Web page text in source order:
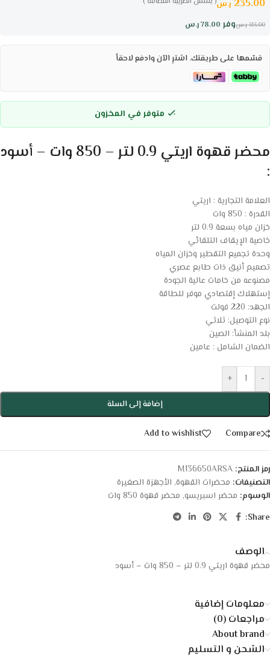
235.00 ر.س
وفر 78.00ر.س 313.00 ر.س
قسّمها على طريقتك. اشترِ الآن وادفع لاحقاً
متوفر في المخزون
محضر قهوة اريتي 0.9 لتر – 850 وات – أسود
:
العلامة التجارية : اريتي
القدرة : 850 وات
خزان مياه بسعة 0.9 لتر
خاصية الإيقاف التلقائي
وحدة تجميع التقطير وخزان المياه
تصميم أنيق ذات طابع عصري
مصنوعه من خامات عالية الجودة
إستهلاك إقتصادي موفر للطاقة
الجهد: 220 فولت
نوع التوصيل: ثلاثي
بلد المنشأ: الصين
الضمان الشامل : عامين
-
+
إضافة إلى السلة
Compare
Add to wishlist
رمز المنتج: M136650ARSA
التصنيفات: محضرات القهوة, الأجهزة الصغيرة
الوسوم: محضر اسبريسو, محضر قهوة 850 وات
Share:
الوصف
محضر قهوة اريتي 0.9 لتر – 850 وات – أسود
معلومات إضافية
مراجعات (0)
About brand
الشحن و التسليم